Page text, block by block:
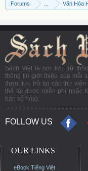
Forums Văn Hóa
Sách Việt là nơi lưu trữ
thông tin giới thiệu của mỗi
được lưu trữ tại các thư viện
thể tải được miễn phí hoặc
bản số hóa).
FOLLOW US
OUR LINKS
eBook Tiếng Việt